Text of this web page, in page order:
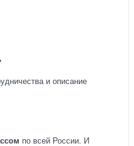
и описание
по всей России. И